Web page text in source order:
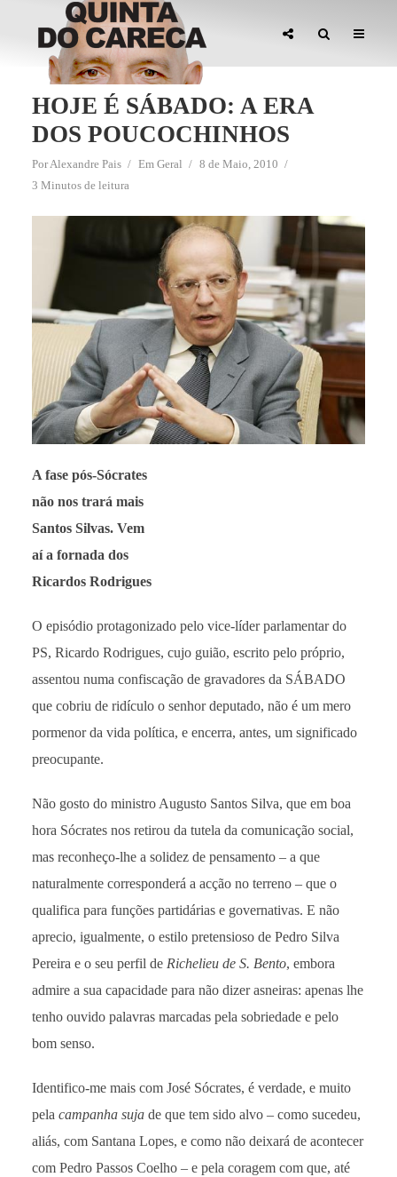
HOJE É SÁBADO: A ERA
DOS POUCOCHINHOS
PorAlexandre Pais Em Geral
8 de Maio, 2010
3 Minutos de leitura
A fase pós-Sócrates
não nos trará mais
Santos Silvas. Vem
aí a fornada dos
Ricardos Rodrigues
O episódio protagonizado pelo vice-líder parlamentar do
PS, Ricardo Rodrigues, cujo guião, escrito pelo próprio,
assentou numa confiscação de gravadores da SÁBADO
que cobriu de ridículo o senhor deputado, não é um mero
pormenor da vida política, e encerra, antes, um significado
preocupante.
Não gosto do ministro Augusto Santos Silva, que em boa
hora Sócrates nos retirou da tutela da comunicação social,
mas reconheço-lhe a solidez de pensamento – a que
naturalmente corresponderá a acção no terreno – que o
qualifica para funções partidárias e governativas. E não
aprecio, igualmente, o estilo pretensioso de Pedro Silva
Pereira e o seu perfil de Richelieu de S. Bento, embora
admire a sua capacidade para não dizer asneiras: apenas lhe
tenho ouvido palavras marcadas pela sobriedade e pelo
bom senso.
Identifico-me mais com José Sócrates, é verdade, e muito
pela campanha sujade que tem sido alvo – como sucedeu,
aliás, com Santana Lopes, e como não deixará de acontecer
com Pedro Passos Coelho – e pela coragem com que, até